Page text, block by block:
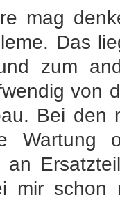
mag
Das
zum
von
Bei den
Wartung
mir schon